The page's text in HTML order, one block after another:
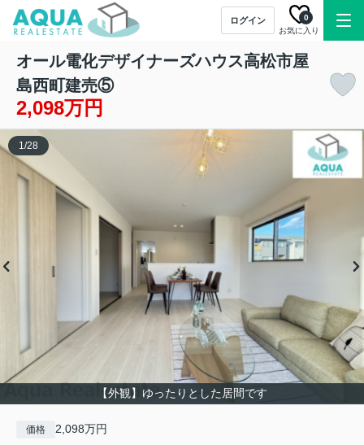
ログイン
お気に入り
0
オール電化デザイナーズハウス高松市屋
島西町建売⑤
2,098万円
【外観】ゆったりとした居間です
1/28
価格 2,098万円